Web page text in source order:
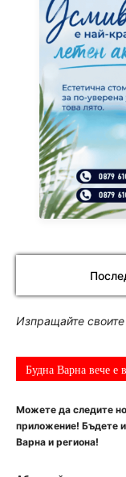
Изпращайте своите
Будна Варна вече
Можете да следите
приложение! Бъдете
Варна и региона!